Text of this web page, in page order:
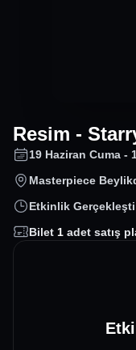
Resim -
19 Haziran Cuma -
Masterpiece
Etkinlik Gerçekleşti
Bilet 1 adet satış